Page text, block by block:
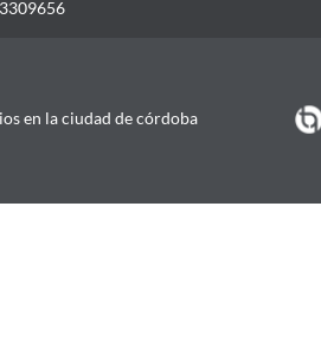
en la ciudad de córdoba